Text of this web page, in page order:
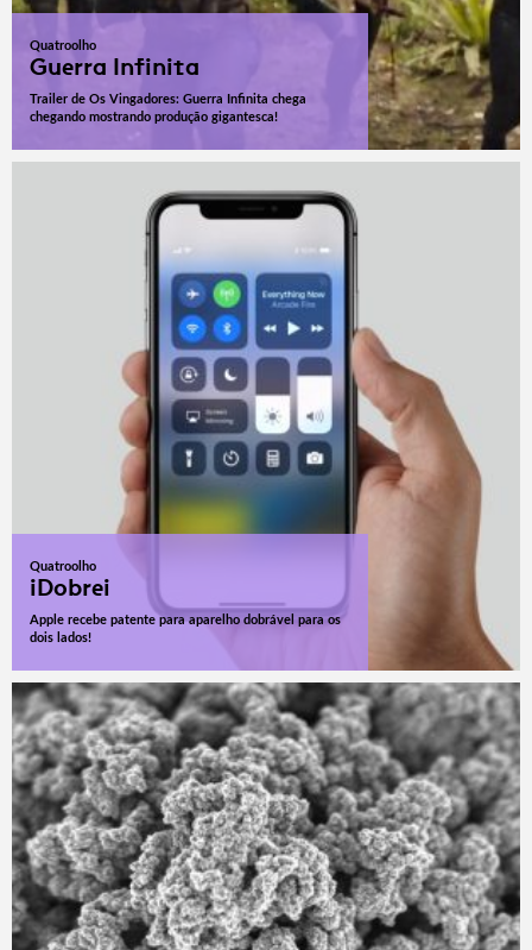
Quatroolho
Guerra Infinita
Trailer de Os Vingadores: Guerra Infinita chega
chegando mostrando produção gigantesca!
Quatroolho
iDobrei
Apple recebe patente para aparelho dobrável para os
dois lados!